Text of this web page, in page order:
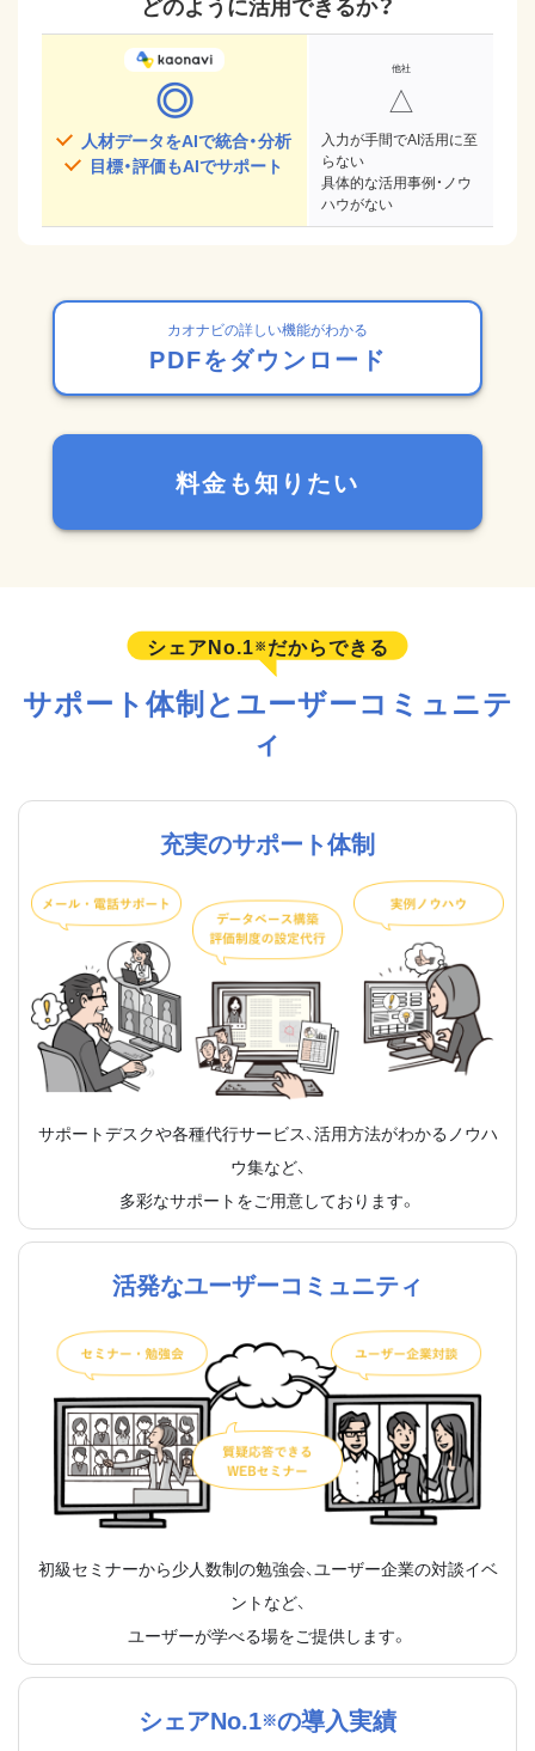
◎
人材データをAIで統合・分析
目標・評価もAIでサポート
△
入力が手間でAI活用に至
らない
具体的な活用事例・ノウ
ハウがない
カオナビの詳しい機能がわかる
PDFをダウンロード
料金も知りたい
シェアNo.1※ だからできる
サポート体制とユーザーコミュニテ
ィ
充実のサポート体制
サポートデスクや各種代行サービス、活用方法がわかるノウハ
ウ集など、
多彩なサポートをご用意しております。
活発なユーザーコミュニティ
初級セミナーから少人数制の勉強会、ユーザー企業の対談イベ
ントなど、
ユーザーが学べる場をご提供します。
シェアNo.1※の導入実績